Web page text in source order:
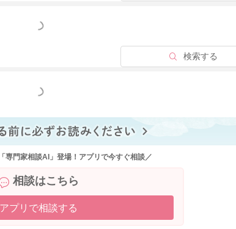
もっと見る
検索する
もっと見る
専門家相談AI」登場！アプリで今すぐ相談／
相談はこちら
アプリで相談する